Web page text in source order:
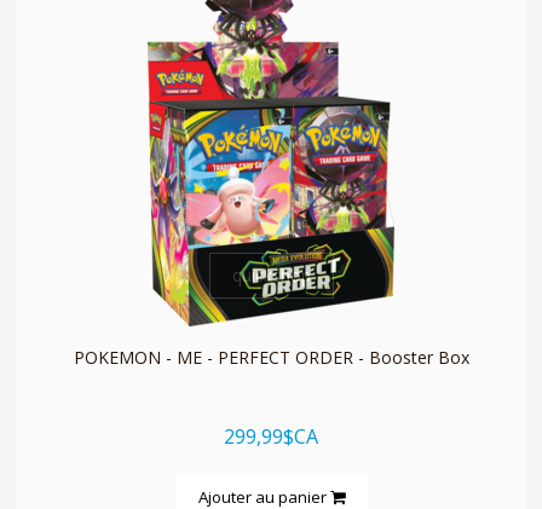
quickshop
POKEMON - ME - PERFECT ORDER - Booster Box
299,99$CA
Ajouter au panier